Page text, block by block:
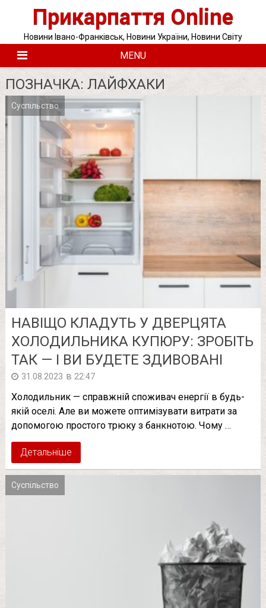
Прикарпаття Online
Новини Івано-Франківськ, Новини України, Новини Світу
MENU
ПОЗНАЧКА: ЛАЙФХАКИ
Суспільство
НАВІЩО КЛАДУТЬ У ДВЕРЦЯТА
ХОЛОДИЛЬНИКА КУПЮРУ: ЗРОБІТЬ
ТАК — І ВИ БУДЕТЕ ЗДИВОВАНІ
31.08.2023 в 22:47
Холодильник — справжній споживач енергії в будь-
якій оселі. Але ви можете оптимізувати витрати за
допомогою простого трюку з банкнотою. Чому …
Детальніше
Суспільство